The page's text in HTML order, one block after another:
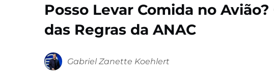
Posso Levar Comida no
das Regras da ANAC
Gabriel Zanette Koehlert